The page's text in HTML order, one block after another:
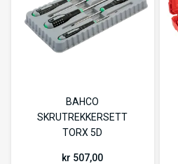
BAHCO
SKRUTREKKERSETT
TORX 5D
kr 507,00